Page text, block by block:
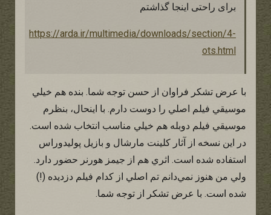
برای راحتی اینجا گذاشتم
https://arda.ir/multimedia/downloads/section/4-
ots.html
با عرض تشكر فراوان از حسن توجه شما. بنده هم خيلي
موسيقي فيلم اصلي را دوست دارم. با اينحال، بنظرم
موسيقي فيلم دوبله هم خيلي مناسب انتخاب شده است.
در اين نسخه از آثار كلينت مارشال و بازيل پوليدوراس
استفاده شده است. اثري هم از جيمز هورنر حضور دارد.
ولي من هنوز نمي‌دانم تم اصلي از كدام فيلم دزديده (!)
شده است. با عرض تشكر از توجه شما.